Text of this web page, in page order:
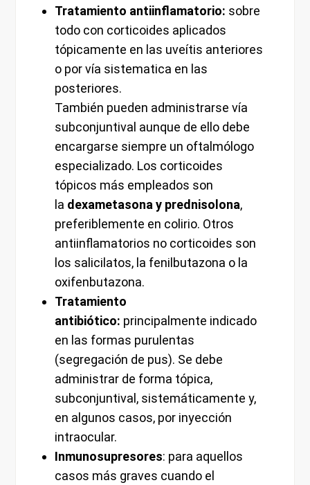
Tratamiento antiinflamatorio: sobre
todo con corticoides aplicados
tópicamente en las uveítis anteriores
o por vía sistematica en las
posteriores.
También pueden administrarse vía
subconjuntival aunque de ello debe
encargarse siempre un oftalmólogo
especializado. Los corticoides
tópicos más empleados son
la dexametasona y prednisolona,
preferiblemente en colirio. Otros
antiinflamatorios no corticoides son
los salicilatos, la fenilbutazona o la
oxifenbutazona.
Tratamiento
antibiótico: principalmente indicado
en las formas purulentas
(segregación de pus). Se debe
administrar de forma tópica,
subconjuntival, sistemáticamente y,
en algunos casos, por inyección
intraocular.
Inmunosupresores: para aquellos
casos más graves cuando el